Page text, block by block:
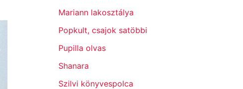
Mariann lakosztálya
Popkult, csajok satöbbi
Pupilla olvas
Shanara
Szilvi könyvespolca